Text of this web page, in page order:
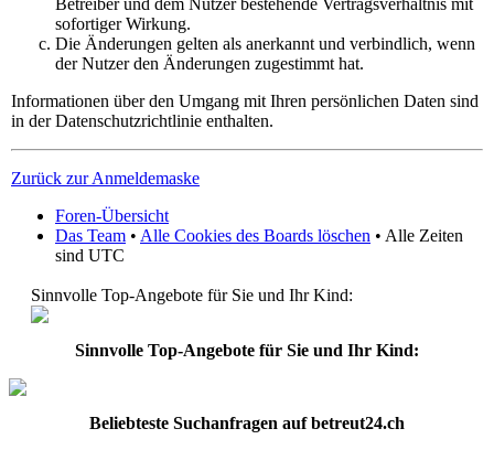
Betreiber und dem Nutzer bestehende Vertragsverhältnis mit
sofortiger Wirkung.
Die Änderungen gelten als anerkannt und verbindlich, wenn
der Nutzer den Änderungen zugestimmt hat.
Informationen über den Umgang mit Ihren persönlichen Daten sind
in der Datenschutzrichtlinie enthalten.
Zurück zur Anmeldemaske
Foren-Übersicht
Das Team • Alle Cookies des Boards löschen • Alle Zeiten
sind UTC
Sinnvolle Top-Angebote für Sie und Ihr Kind:
Sinnvolle Top-Angebote für Sie und Ihr Kind:
Beliebteste Suchanfragen aufbetreut24.ch